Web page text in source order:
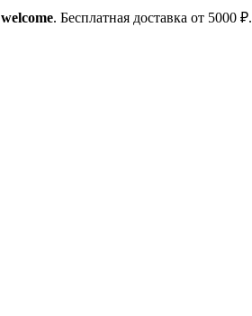
welcome. Бесплатная доставка от 5000 ₽.